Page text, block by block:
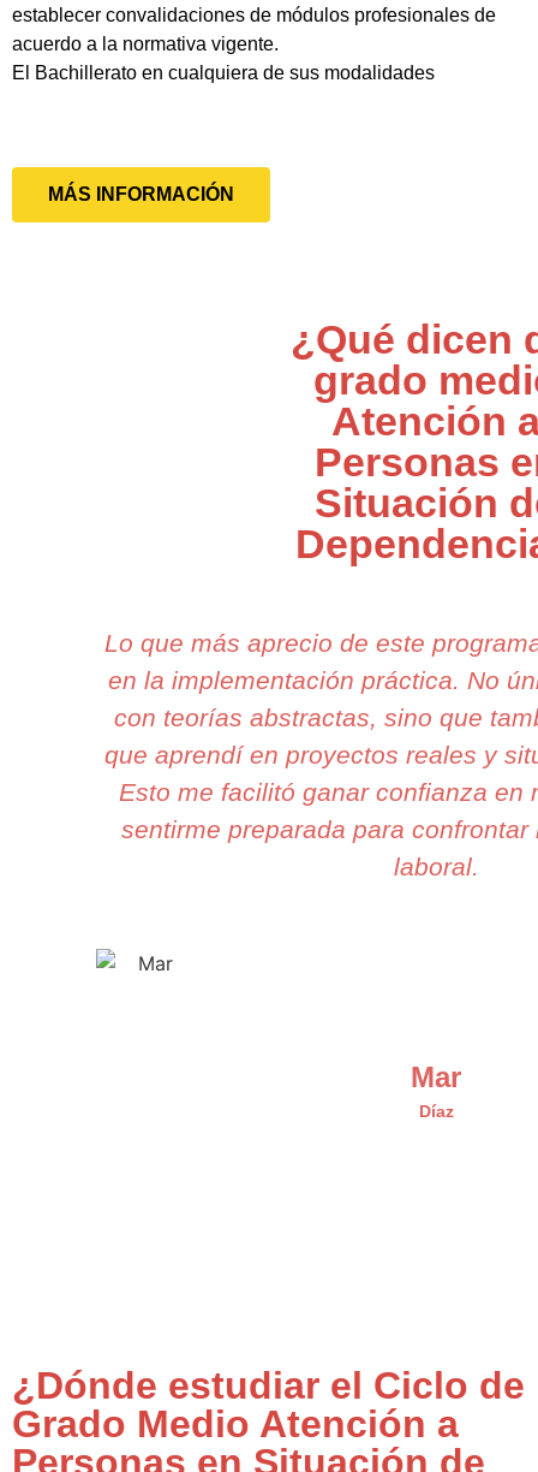
establecer convalidaciones de módulos profesionales de
acuerdo a la normativa vigente.
El Bachillerato en cualquiera de sus modalidades
MÁS INFORMACIÓN
¿Qué dicen
grado
Atención
Personas
Situación
Lo que más aprecio de este
en la implementación práctica. No
con teorías abstractas, sino que
que aprendí en proyectos reales y
Esto me facilitó ganar confianza en
sentirme preparada para
laboral.
Mar
Díaz
¿Dónde estudiar el Ciclo de
Grado Medio Atención a
Personas en Situación de